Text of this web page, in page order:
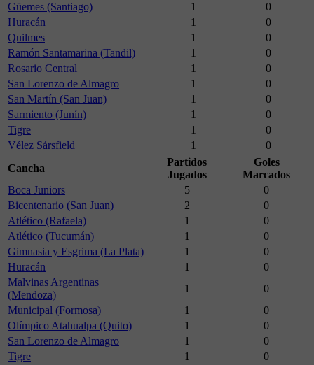
Güemes (Santiago)
1
0
Huracán
1
0
Quilmes
1
0
Ramón Santamarina (Tandil)
1
0
Rosario Central
1
0
San Lorenzo de Almagro
1
0
San Martín (San Juan)
1
0
Sarmiento (Junín)
1
0
Tigre
1
0
Vélez Sársfield
1
0
Cancha
Partidos
Jugados
Goles
Marcados
Boca Juniors
5
0
Bicentenario (San Juan)
2
0
Atlético (Rafaela)
1
0
Atlético (Tucumán)
1
0
Gimnasia y Esgrima (La Plata)
1
0
Huracán
1
0
Malvinas Argentinas
(Mendoza)
1
0
Municipal (Formosa)
1
0
Olímpico Atahualpa (Quito)
1
0
San Lorenzo de Almagro
1
0
Tigre
1
0